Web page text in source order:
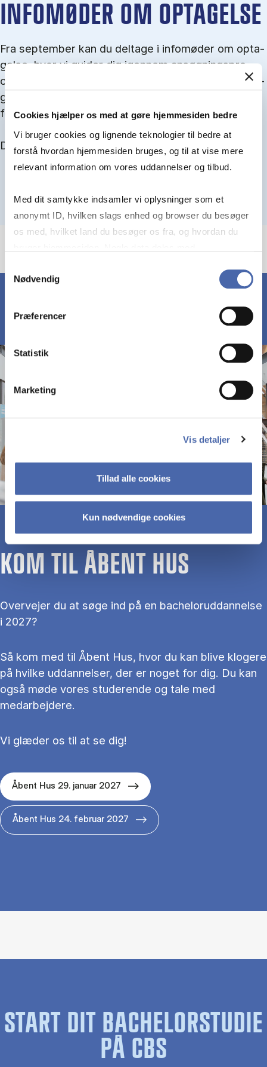
Cookies hjælper os med at gøre hjemmesiden bedre
Vi bruger cookies og lignende teknologier til bedre at
forstå hvordan hjemmesiden bruges, og til at vise mere
relevant information om vores uddannelser og tilbud.
Med dit samtykke indsamler vi oplysninger som et
anonymt ID, hvilken slags enhed og browser du besøger
os med, hvilket land du besøger os fra, og hvordan du
markedsføring. Du bestemmer selv - og kan altid trække
Nødvendig
Præferencer
Statistik
Marketing
Vis detaljer
Tillad alle cookies
Kun nødvendige cookies
IN­FO­MØ­DER OM OP­TA­GEL­SE
Fra september kan du del­tage i in­fo­mø­der om op­ta­
gel­se, hvor vi gu­i­der dig igen­nem an­søg­nings­pro­
ces­sen, og for­tæl­ler om kvo­te 1 og 2, sprog- og ad­
gangs­krav, og hvordan du forbedrer dine chancer
for at blive optaget.
Du kan finde alle events her i slutningen af august.
KOM TIL ÅBENT HUS
Overvejer du at søge ind på en bacheloruddannelse
i 2027?
Så kom med til Åbent Hus, hvor du kan blive klogere
på hvilke uddannelser, der er noget for dig. Du kan
også møde vores studerende og tale med
medarbejdere.
Vi glæder os til at se dig!
Åbent Hus 29. januar 2027
Åbent Hus 24. februar 2027
START DIT BACHELORSTUDIE
PÅ CBS